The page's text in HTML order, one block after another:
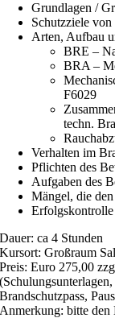
Grundlagen /
Schutzziele
Arten, Aufbau
BRE –
BRA –
F6029
techn.
Verhalten im
Pflichten des
Aufgaben des
Mängel, die
Erfolgskontrolle
Dauer: ca 4 Stunden
Kursort: Großraum
Preis: Euro 275,00
Brandschutzpass,
Anmerkung: bitte den